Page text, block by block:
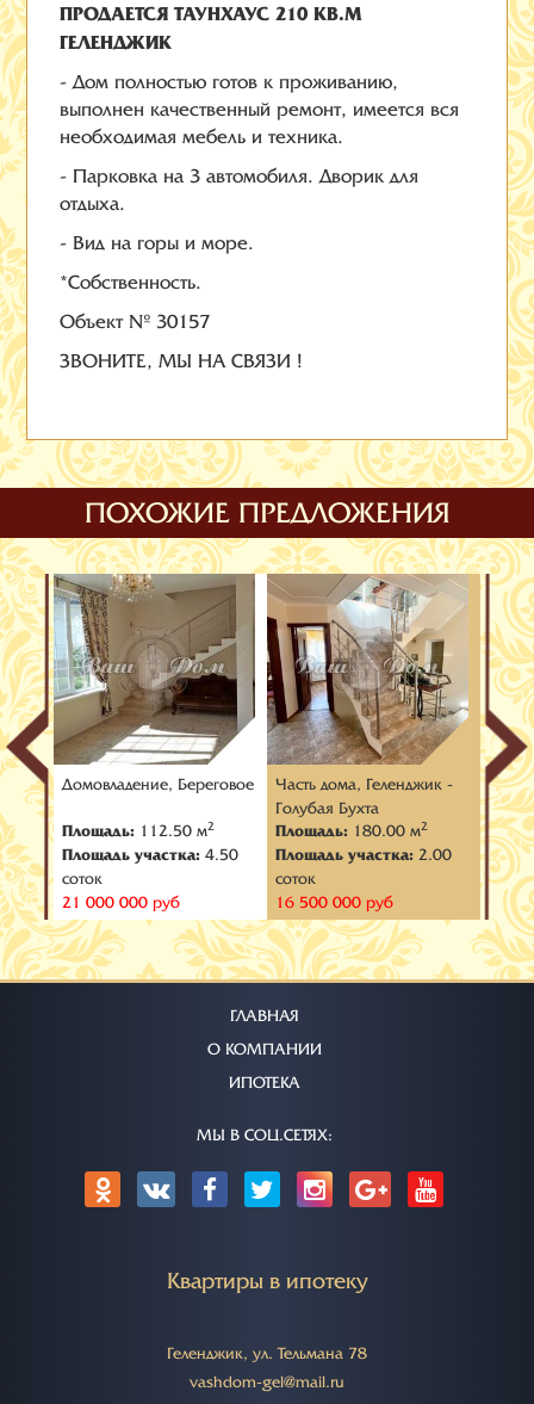
ПРОДАЕТСЯ ТАУНХАУС 210 КВ.М
ГЕЛЕНДЖИК
- Дом полностью готов к проживанию,
выполнен качественный ремонт, имеется вся
необходимая мебель и техника.
- Парковка на 3 автомобиля. Дворик для
отдыха.
- Вид на горы и море.
*Собственность.
Объект № 30157
ЗВОНИТЕ, МЫ НА СВЯЗИ !
ПОХОЖИЕ ПРЕДЛОЖЕНИЯ
Домовладение, Береговое
Площадь: 112.50 м2
Площадь участка: 4.50
соток
21 000 000 руб
Часть дома, Геленджик -
Голубая Бухта
Площадь: 180.00 м2
Площадь участка: 2.00
соток
16 500 000 руб
соток
14
ГЛАВНАЯ
О КОМПАНИИ
ИПОТЕКА
МЫ В СОЦ.СЕТЯХ:
Квартиры в ипотеку
Геленджик, ул. Тельмана 78
vashdom-gel@mail.ru